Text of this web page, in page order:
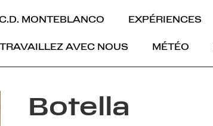
MONTEBLANCO EXPÉRIENCES
TRAVAILLEZ AVEC NOUS MÉTÉO
Botella